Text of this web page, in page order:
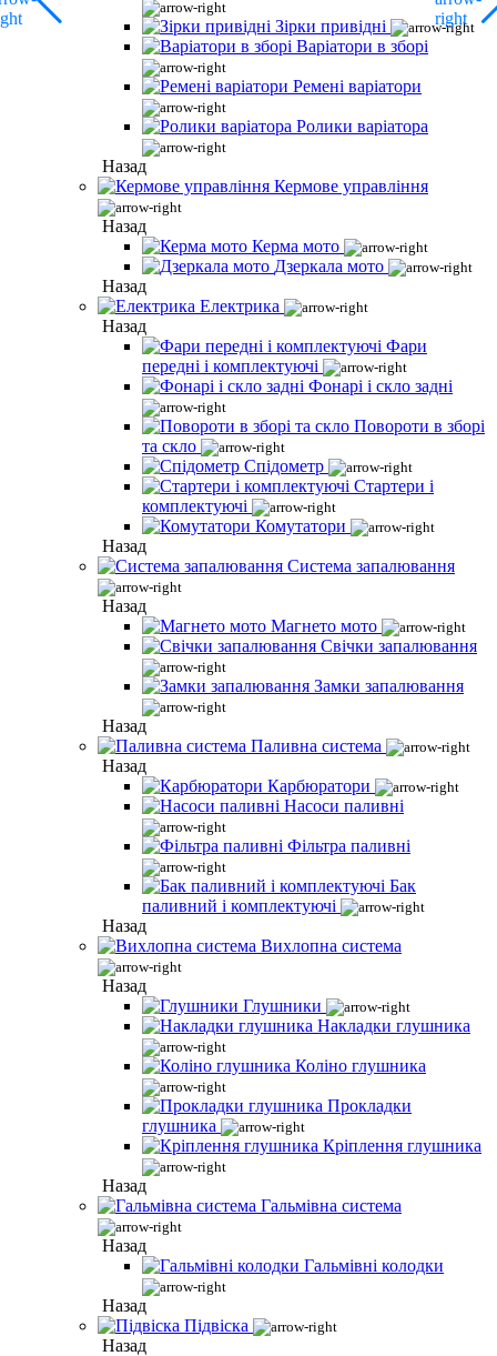
Зірки привідні
Варіатори в зборі
Ремені варіатори
Ролики варіатора
Назад
Кермове управління
Назад
Керма мото
Дзеркала мото
Назад
Електрика
Назад
Фари
передні і комплектуючі
Фонарі і скло задні
Повороти в зборі
та скло
Спідометр
Стартери і
комплектуючі
Комутатори
Назад
Система запалювання
Назад
Магнето мото
Свічки запалювання
Замки запалювання
Назад
Паливна система
Назад
Карбюратори
Насоси паливні
Фільтра паливні
Бак
паливний і комплектуючі
Назад
Вихлопна система
Назад
Глушники
Накладки глушника
Коліно глушника
Прокладки
глушника
Кріплення глушника
Назад
Гальмівна система
Назад
Гальмівні колодки
Назад
Підвіска
Назад